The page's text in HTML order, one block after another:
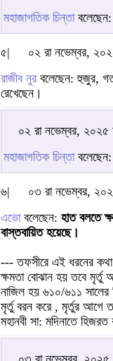
মহাজাগতিক চিন্তা
৫|
০২ রা নভেম্বর,
রাজীব নুর বলেছেন: হুজুর,
রেখেছেন।
০২ রা নভেম্বর,
মহাজাগতিক চিন্তাবলেছেন:
৬|
০৩ রা নভেম্বর,
এভোবলেছেন: হাত বলতে
বাস্তবায়িত হয়েছে।
--- তফসীরে এই ধরনের কথা
ক্ষমতা বোঝান হয় তবে মৃর্তু
নাজিল হয় ৬১০/৬১১
মৃর্তু বরন করে , মৃর্তুর আগে
মহানবী সা: মদিনাতে